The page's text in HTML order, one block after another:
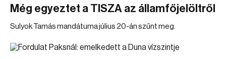
Még egyeztet a TISZA az államfőjelöltről
Sulyok Tamás mandátuma július 20-án szűnt meg.